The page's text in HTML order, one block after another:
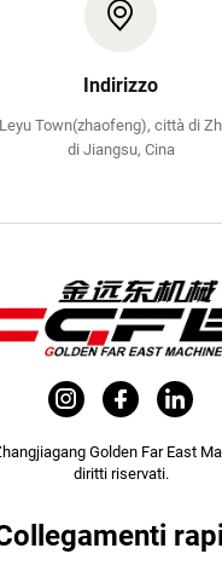
Indirizzo
Town(zhaofeng), città di
di Jiangsu, Cina
Golden Far East
diritti riservati.